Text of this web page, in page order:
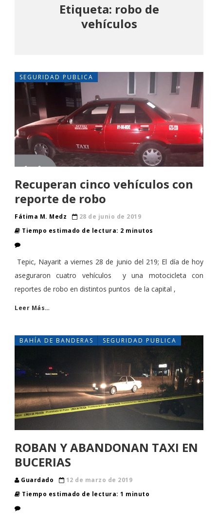
Etiqueta: robo de
vehículos
SEGURIDAD PUBLICA
Recuperan cinco vehículos con
reporte de robo
Fátima M. Medz
28 de junio de 2019
Tiempo estimado de lectura: 2 minutos
Tepic, Nayarit a viernes 28 de junio del 219; El día de hoy
aseguraron cuatro vehículos y una motocicleta con
reportes de robo en distintos puntos de la capital ,
Leer Más…
BAHÍA DE BANDERAS SEGURIDAD PUBLICA
ROBAN Y ABANDONAN TAXI EN
BUCERIAS
Guardado
12 de marzo de 2019
Tiempo estimado de lectura: 1 minuto